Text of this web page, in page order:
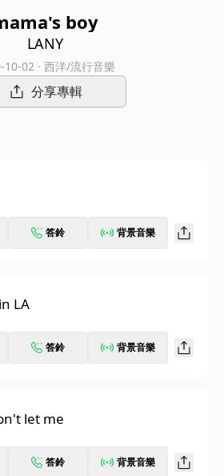
boy
LANY
10-02 · 西洋/流行音樂
分享專輯
答鈴 背景音樂
LA
答鈴 背景音樂
let me
答鈴 背景音樂